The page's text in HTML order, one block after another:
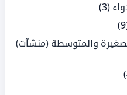
(3)
والمتوسطة (منشآت)